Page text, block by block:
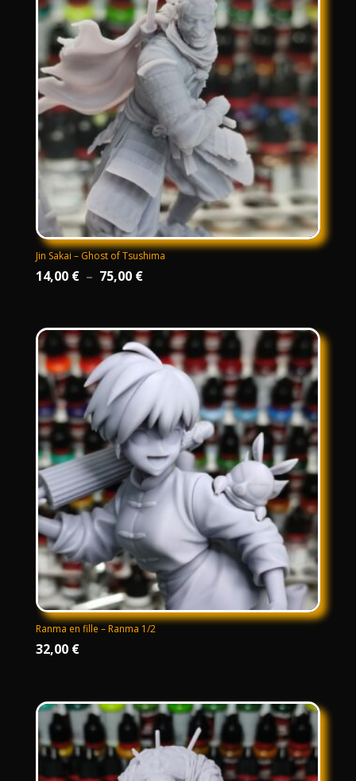
79,00 €
Jin Sakai – Ghost of Tsushima
14,00 € – 75,00 €Plage
14,00 €
à
75,00 €
Ranma en fille – Ranma 1/2
32,00 €